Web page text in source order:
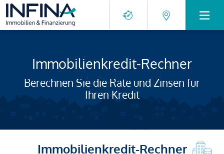
Immobilienkredit-Rechner
Berechnen Sie die Rate und Zinsen für
Ihren Kredit
Immobilienkredit-Rechner